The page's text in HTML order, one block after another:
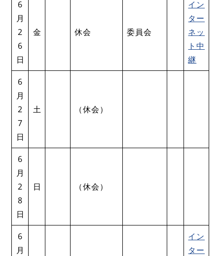
6
月
2
6
日
金 休会 委員会
イン
ター
ネッ
ト中
継
6
月
2
7
日
土 （休会）
6
月
2
8
日
日 （休会）
6
月
イン
ター